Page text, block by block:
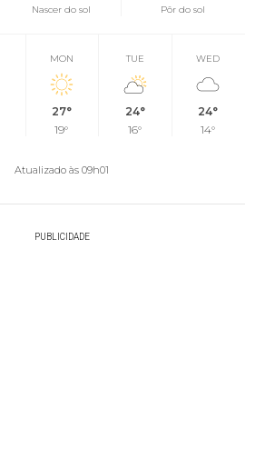
Nascer do sol Pôr do sol
MON
27°
19°
TUE
24°
16°
WED
24°
14°
Atualizado às 09h01
PUBLICIDADE